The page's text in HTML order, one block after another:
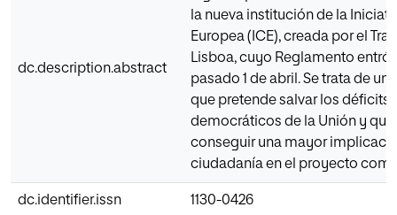
dc.description.abstract
la nueva institución de la
Europea (ICE), creada por el
Lisboa, cuyo Reglamento entró
pasado 1 de abril. Se trata de
que pretende salvar los déficits
democráticos de la Unión y que
conseguir una mayor
ciudadanía en el proyecto
dc.identifier.issn 1130-0426